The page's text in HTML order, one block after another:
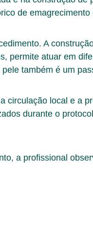
de
A
permite atuar em
também é um
circulação local e a
durante o
a profissional